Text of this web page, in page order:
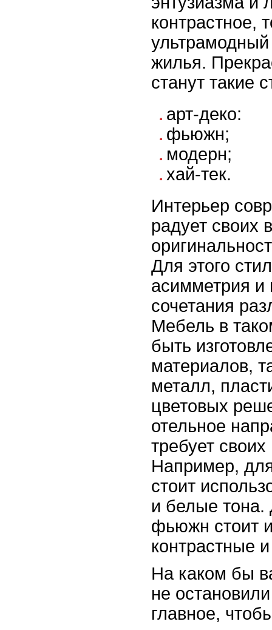
контрастное,
ультрамодный
жилья.
станут такие
арт-деко:
фьюжн;
модерн;
хай-тек.
Интерьер
радует своих
Для этого
асимметрия и
сочетания
Мебель в
быть
материалов,
металл,
цветовых
отельное
требует
Например,
стоит
и белые тона.
фьюжн стоит
контрастные
На каком бы
не
главное,